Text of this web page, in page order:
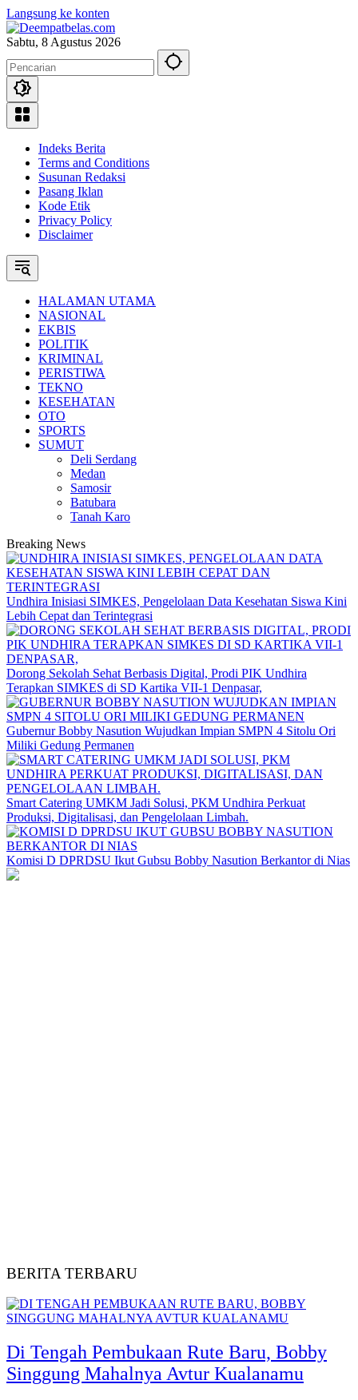
Langsung ke konten
Sabtu, 8 Agustus 2026
Indeks Berita
Terms and Conditions
Susunan Redaksi
Pasang Iklan
Kode Etik
Privacy Policy
Disclaimer
HALAMAN UTAMA
NASIONAL
EKBIS
POLITIK
KRIMINAL
PERISTIWA
TEKNO
KESEHATAN
OTO
SPORTS
SUMUT
Deli Serdang
Medan
Samosir
Batubara
Tanah Karo
Breaking News
Undhira Inisiasi SIMKES, Pengelolaan Data Kesehatan Siswa Kini
Lebih Cepat dan Terintegrasi
Dorong Sekolah Sehat Berbasis Digital, Prodi PIK Undhira
Terapkan SIMKES di SD Kartika VII-1 Denpasar,
Gubernur Bobby Nasution Wujudkan Impian SMPN 4 Sitolu Ori
Miliki Gedung Permanen
Smart Catering UMKM Jadi Solusi, PKM Undhira Perkuat
Produksi, Digitalisasi, dan Pengelolaan Limbah.
Komisi D DPRDSU Ikut Gubsu Bobby Nasution Berkantor di Nias
BERITA TERBARU
Di Tengah Pembukaan Rute Baru, Bobby
Singgung Mahalnya Avtur Kualanamu